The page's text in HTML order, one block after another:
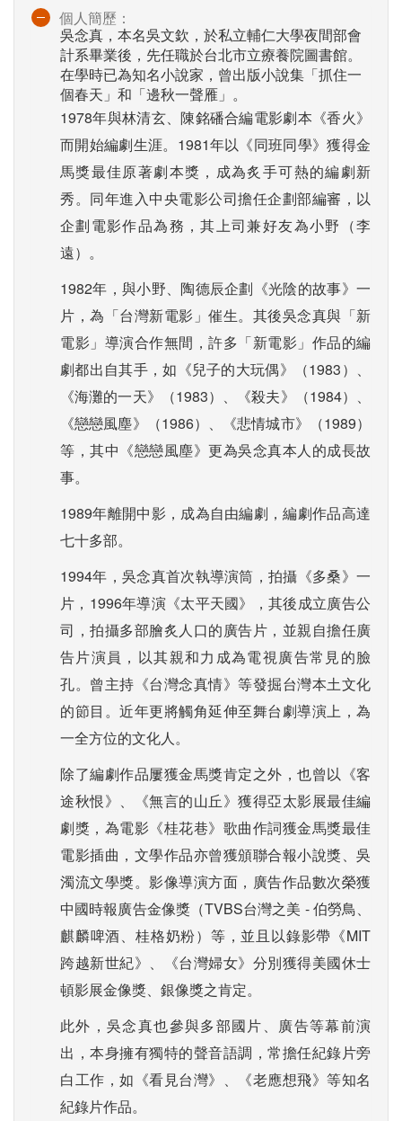
個人簡歷：
吳念真，本名吳文欽，於私立輔仁大學夜間部會
計系畢業後，先任職於台北市立療養院圖書館。
在學時已為知名小說家，曾出版小說集「抓住一
個春天」和「邊秋一聲雁」。
1978年與林清玄、陳銘磻合編電影劇本《香火》
而開始編劇生涯。1981年以《同班同學》獲得金
馬獎最佳原著劇本獎，成為炙手可熱的編劇新
秀。同年進入中央電影公司擔任企劃部編審，以
企劃電影作品為務，其上司兼好友為小野（李
遠）。
1982年，與小野、陶德辰企劃《光陰的故事》一
片，為「台灣新電影」催生。其後吳念真與「新
電影」導演合作無間，許多「新電影」作品的編
劇都出自其手，如《兒子的大玩偶》（1983）、
《海灘的一天》（1983）、《殺夫》（1984）、
《戀戀風塵》（1986）、《悲情城市》（1989）
等，其中《戀戀風塵》更為吳念真本人的成長故
事。
1989年離開中影，成為自由編劇，編劇作品高達
七十多部。
1994年，吳念真首次執導演筒，拍攝《多桑》一
片，1996年導演《太平天國》，其後成立廣告公
司，拍攝多部膾炙人口的廣告片，並親自擔任廣
告片演員，以其親和力成為電視廣告常見的臉
孔。曾主持《台灣念真情》等發掘台灣本土文化
的節目。近年更將觸角延伸至舞台劇導演上，為
一全方位的文化人。
除了編劇作品屢獲金馬獎肯定之外，也曾以《客
途秋恨》、《無言的山丘》獲得亞太影展最佳編
劇獎，為電影《桂花巷》歌曲作詞獲金馬獎最佳
電影插曲，文學作品亦曾獲頒聯合報小說獎、吳
濁流文學獎。影像導演方面，廣告作品數次榮獲
中國時報廣告金像獎（TVBS台灣之美 - 伯勞鳥、
麒麟啤酒、桂格奶粉）等，並且以錄影帶《MIT
跨越新世紀》、《台灣婦女》分別獲得美國休士
頓影展金像獎、銀像獎之肯定。
此外，吳念真也參與多部國片、廣告等幕前演
出，本身擁有獨特的聲音語調，常擔任紀錄片旁
白工作，如《看見台灣》、《老應想飛》等知名
紀錄片作品。